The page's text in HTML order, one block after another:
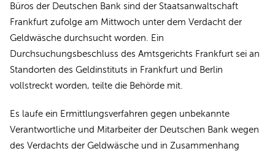
Büros der Deutschen Bank sind der Staatsanwaltschaft
Frankfurt zufolge am Mittwoch unter dem Verdacht der
Geldwäsche durchsucht worden. Ein
Durchsuchungsbeschluss des Amtsgerichts Frankfurt sei an
Standorten des Geldinstituts in Frankfurt und Berlin
vollstreckt worden, teilte die Behörde mit.
Es laufe ein Ermittlungsverfahren gegen unbekannte
Verantwortliche und Mitarbeiter der Deutschen Bank wegen
des Verdachts der Geldwäsche und in Zusammenhang